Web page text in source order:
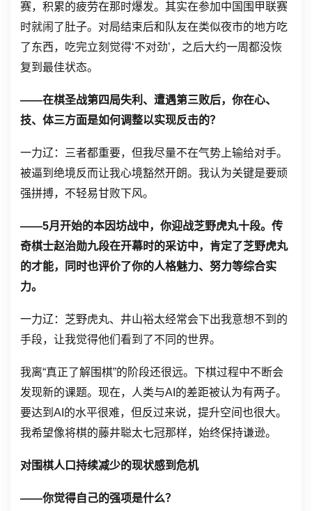
赛，积累的疲劳在那时爆发。其实在参加中国围甲联赛
时就闹了肚子。对局结束后和队友在类似夜市的地方吃
了东西，吃完立刻觉得‘不对劲’，之后大约一周都没恢
复到最佳状态。
——在棋圣战第四局失利、遭遇第三败后，你在心、
技、体三方面是如何调整以实现反击的？
一力辽：三者都重要，但我尽量不在气势上输给对手。
被逼到绝境反而让我心境豁然开朗。我认为关键是要顽
强拼搏，不轻易甘败下风。
——5月开始的本因坊战中，你迎战芝野虎丸十段。传
奇棋士赵治勋九段在开幕时的采访中，肯定了芝野虎丸
的才能，同时也评价了你的人格魅力、努力等综合实
力。
一力辽：芝野虎丸、井山裕太经常会下出我意想不到的
手段，让我觉得他们看到了不同的世界。
我离“真正了解围棋”的阶段还很远。下棋过程中不断会
发现新的课题。现在，人类与AI的差距被认为有两子。
要达到AI的水平很难，但反过来说，提升空间也很大。
我希望像将棋的藤井聪太七冠那样，始终保持谦逊。
对围棋人口持续减少的现状感到危机
——你觉得自己的强项是什么？